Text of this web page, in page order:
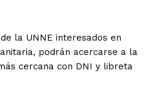
la UNNE interesados en
podrán acercarse a la
cercana con DNI y libreta